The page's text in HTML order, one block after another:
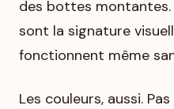
des bottes
sont la signature
fonctionnent même
Les couleurs, aussi.